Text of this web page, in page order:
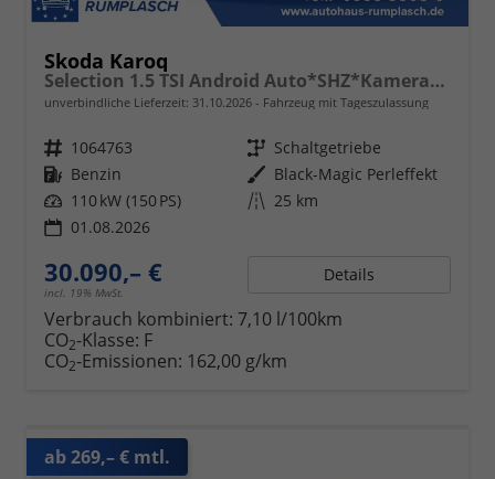
Skoda Karoq
Selection 1.5 TSI Android Auto*SHZ*Kamera*PDC v/h*Klimaauto*SUNSET*LED
unverbindliche Lieferzeit: 31.10.2026 Fahrzeug mit Tageszulassung
Fahrzeugnr. 1064763 Getriebe Schaltgetriebe
Kraftstoff Benzin Außenfarbe Black-Magic Perleffekt
Leistung 110 kW (150 PS) Kilometerstand 25 km
01.08.2026
30.090,– €
incl. 19% MwSt.
Details
Verbrauch kombiniert: 7,10 l/100km
CO2-Klasse: F
CO2-Emissionen: 162,00 g/km
ab 269,– € mtl.